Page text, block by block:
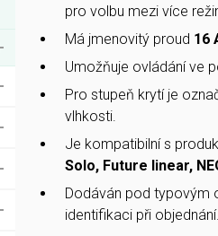
pro volbu mezi více
Má jmenovitý proud 16
Umožňuje ovládání ve
Pro stupeň krytí je
vlhkosti.
Je kompatibilní s
Solo, Future linear,
Dodáván pod typovým
identifikaci při objednání.